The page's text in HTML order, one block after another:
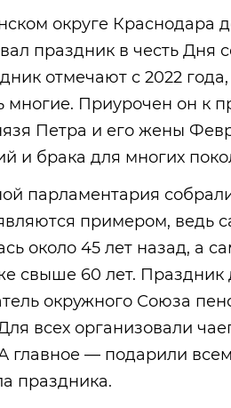
округе Краснодара
праздник в честь Дня
отмечают с 2022
многие. Приурочен он к
Петра и его жены
и брака для многих
парламентария
примером, ведь
около 45 лет назад, а
свыше 60 лет. Праздник
окружного Союза
всех организовали
главное — подарили
праздника.